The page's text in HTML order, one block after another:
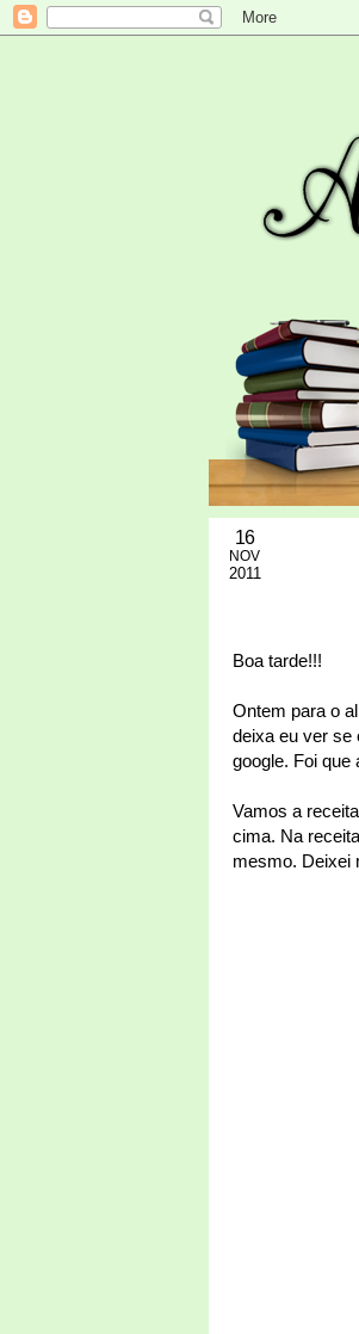
16
NOV
2011
Boa tarde!!!
Ontem para o
deixa eu ver se
google. Foi que
Vamos a
cima. Na
mesmo. Deixei